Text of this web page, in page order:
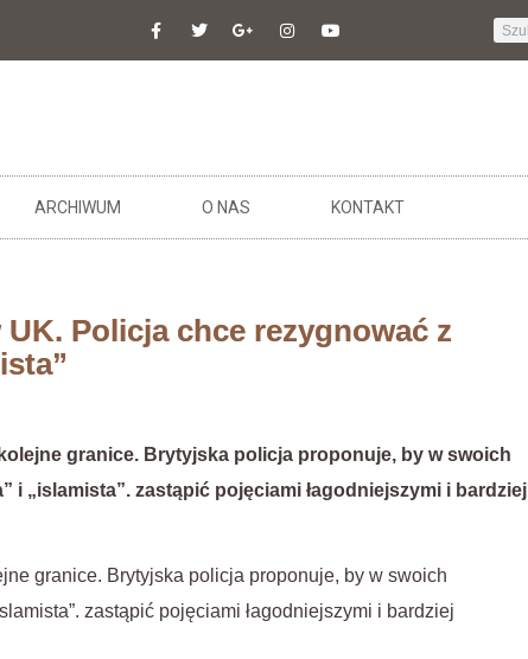
ARCHIWUM O NAS KONTAKT
Policja chce rezygnować z
granice. Brytyjska policja proponuje, by w swoich
„islamista”. zastąpić pojęciami łagodniejszymi i bardziej
granice. Brytyjska policja proponuje, by w swoich
zastąpić pojęciami łagodniejszymi i bardziej